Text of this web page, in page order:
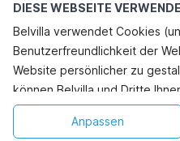
DIESE WEBSEITE
Belvilla verwendet Cookies
Benutzerfreundlichkeit der
Website persönlicher zu
können Belvilla und Dritte
außerhalb unserer Website
Interessen anzupassen und
Anpassen
Beliebteste
Top-Städte mit Top-
Ferienhaus am See kyrkhult
Ferienhaus am Meer solvesborg
Ferienhaus am See vilshult
Beliebte Ausstattungen für
Ferienhaus am Meer
Beliebte Städte für den
Startseite Wunschliste